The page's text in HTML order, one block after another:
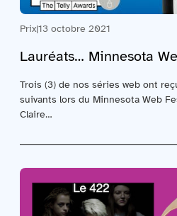
Prix|13 octobre 2021
Lauréats… Minnesota
Trois (3) de nos séries web ont
suivants lors du Minnesota Web
Claire…